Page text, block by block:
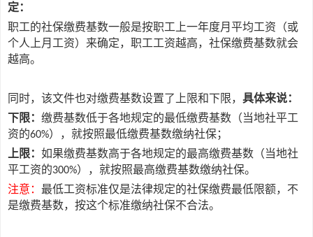
定：
职工的社保缴费基数一般是按职工上一年度月平均工资（或
个人上月工资）来确定，职工工资越高，社保缴费基数就会
越高。
同时，该文件也对缴费基数设置了上限和下限， 具体来说：
下限： 缴费基数低于各地规定的最低缴费基数（当地社平工
资的60%），就按照最低缴费基数缴纳社保；
上限： 如果缴费基数高于各地规定的最高缴费基数（当地社
平工资的300%），就按照最高缴费基数缴纳社保。
注意： 最低工资标准仅是法律规定的社保缴费最低限额，不
是缴费基数，按这个标准缴纳社保不合法。